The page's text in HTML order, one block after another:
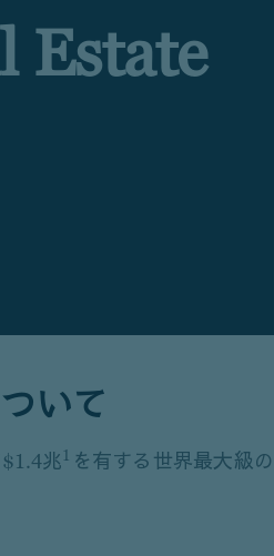
Estate
いて
兆 1 を有する世界最大級の